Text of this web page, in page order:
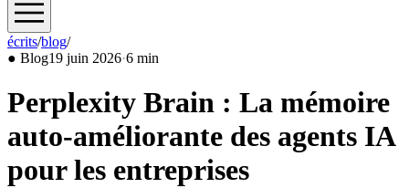
écrits/blog/2026/06
● Blog19 juin 2026·6 min
Perplexity Brain : La mémoire
auto-améliorante des agents IA
pour les entreprises